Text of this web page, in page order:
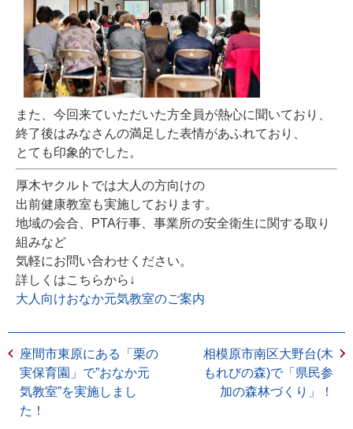
また、今回来ていただいた方全員が熱心に聞いており、
終了後はみなさんの満足した表情があふれており、
とても印象的でした。
厚木ヤクルトでは大人の方向けの
出前健康教室も実施しております。
地域の会合、PTA行事、事業所の安全衛生に関する取り
組みなど
気軽にお問い合わせください。
詳しくはこちらから↓
大人向けおなか元気教室のご案内
座間市東原にある「栗の
実保育園」で”おなか元
気教室”を実施しまし
た！
相模原市南区大野台(木
もれびの森)で「県民参
加の森林づくり」！